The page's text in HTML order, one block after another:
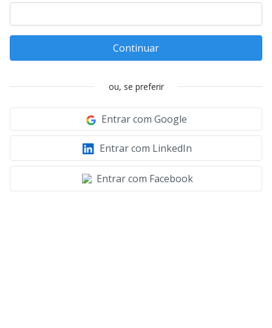
Continuar
ou, se preferir
Entrar com Google
Entrar com LinkedIn
Entrar com Facebook